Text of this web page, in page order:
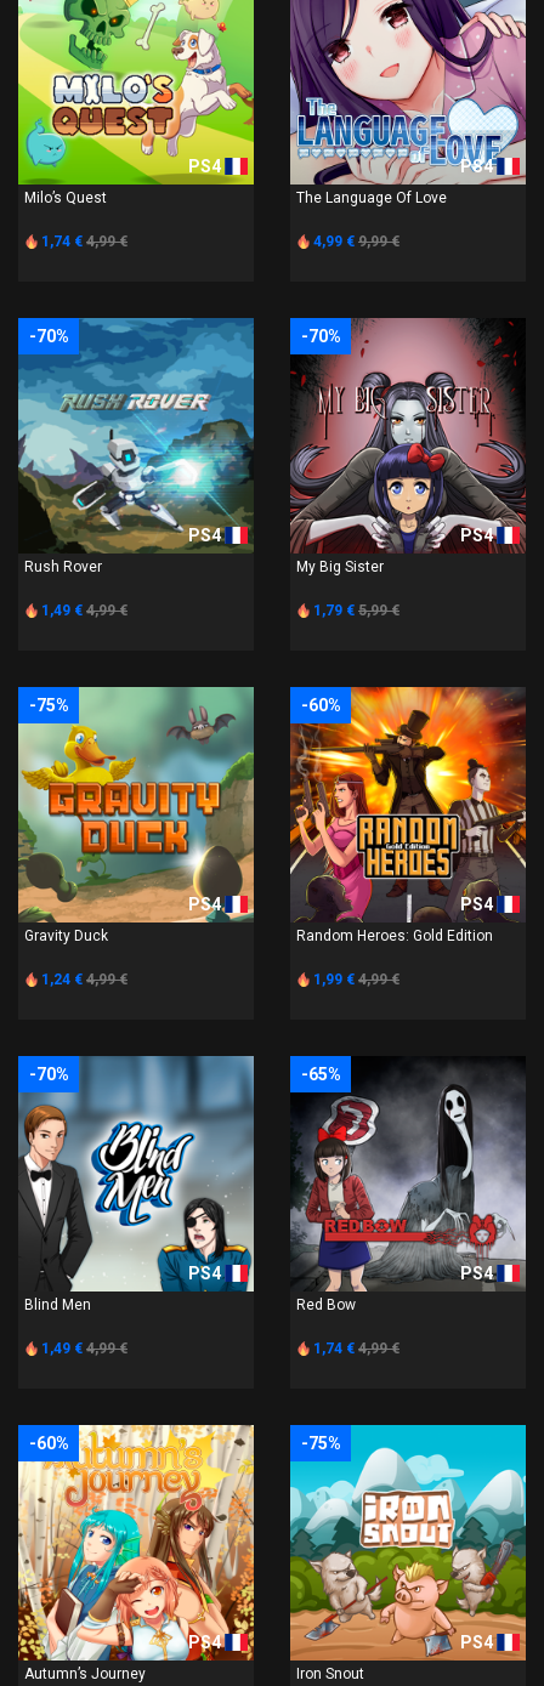
PS4
Milo’s Quest
1,74 € 4,99 €
PS4
The Language Of Love
4,99 € 9,99 €
-70%
PS4
Rush Rover
1,49 € 4,99 €
-70%
PS4
My Big Sister
1,79 € 5,99 €
-75%
PS4
Gravity Duck
1,24 € 4,99 €
-60%
PS4
Random Heroes: Gold Edition
1,99 € 4,99 €
-70%
PS4
Blind Men
1,49 € 4,99 €
-65%
PS4
Red Bow
1,74 € 4,99 €
-60%
PS4
Autumn’s Journey
-75%
PS4
Iron Snout